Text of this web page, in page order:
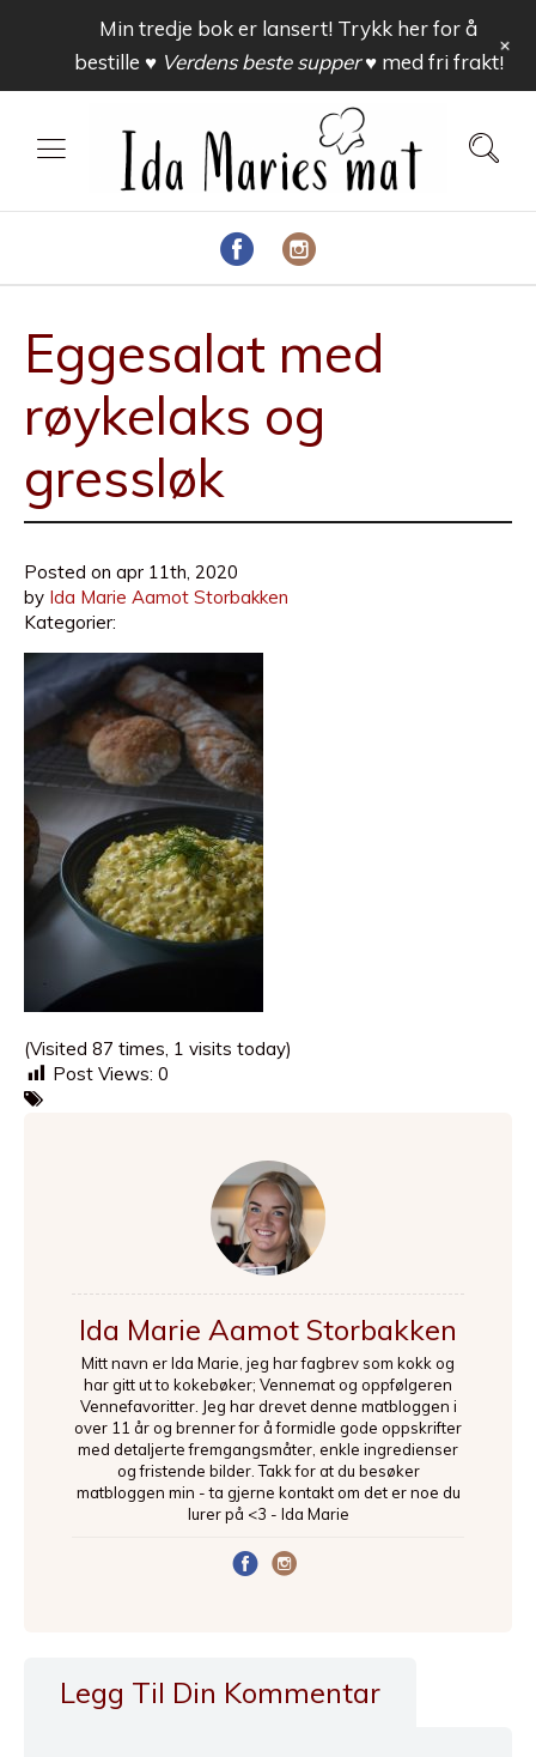
Eggesalat med
røykelaks og
gressløk
Posted on apr 11th, 2020
by Ida Marie Aamot Storbakken
Kategorier:
(Visited 87 times, 1 visits today)
Post Views: 0
Ida Marie Aamot Storbakken
Mitt navn er Ida Marie, jeg har fagbrev som kokk og
har gitt ut to kokebøker; Vennemat og oppfølgeren
Vennefavoritter. Jeg har drevet denne matbloggen i
over 11 år og brenner for å formidle gode oppskrifter
med detaljerte fremgangsmåter, enkle ingredienser
og fristende bilder. Takk for at du besøker
matbloggen min - ta gjerne kontakt om det er noe du
lurer på <3 - Ida Marie
Legg Til Din Kommentar
Min tredje bok er lansert! Trykk her for å
bestille ♥ Verdens beste supper ♥med fri frakt!
+